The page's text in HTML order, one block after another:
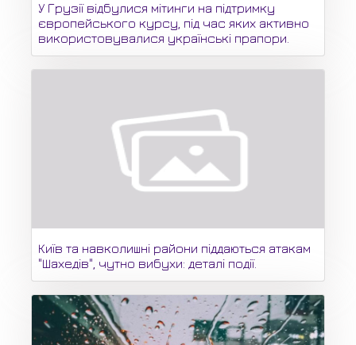
У Грузії відбулися мітинги на підтримку
європейського курсу, під час яких активно
використовувалися українські прапори.
Київ та навколишні райони піддаються атакам
"Шахедів", чутно вибухи: деталі події.